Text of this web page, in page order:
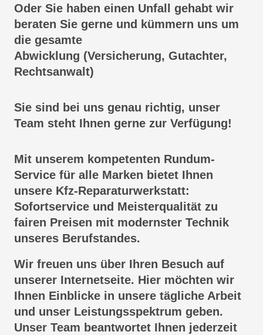
Oder Sie haben einen Unfall gehabt wir
beraten Sie gerne und kümmern uns um
die gesamte
Abwicklung (Versicherung, Gutachter,
Rechtsanwalt)
Sie sind bei uns genau richtig, unser
Team steht Ihnen gerne zur Verfügung!
Mit unserem kompetenten Rundum-
Service für alle Marken bietet Ihnen
unsere Kfz-Reparaturwerkstatt:
Sofortservice und Meisterqualität zu
fairen Preisen mit modernster Technik
unseres Berufstandes.
Wir freuen uns über Ihren Besuch auf
unserer Internetseite. Hier möchten wir
Ihnen Einblicke in unsere tägliche Arbeit
und unser Leistungsspektrum geben.
Unser Team beantwortet Ihnen jederzeit